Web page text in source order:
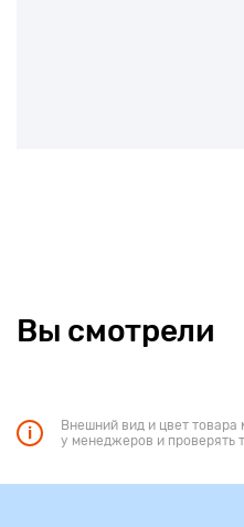
Вы смотрели
Внешний вид и цвет товара
у менеджеров и проверять